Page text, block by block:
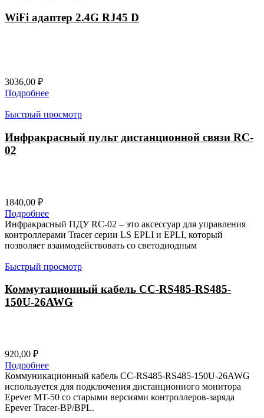
WiFi адаптер 2.4G RJ45 D
3036,00 ₽
Подробнее
Быстрый просмотр
Инфракрасный пульт дистанционной связи RC-
02
1840,00 ₽
Подробнее
Инфракрасный ПДУ RC-02 – это аксессуар для управления
контроллерами Tracer серии LS EPLI и EPLI, который
позволяет взаимодействовать со светодиодным
Быстрый просмотр
Коммутационный кабель CC-RS485-RS485-
150U-26AWG
920,00 ₽
Подробнее
Коммуникационный кабель CC-RS485-RS485-150U-26AWG
используется для подключения дистанционного монитора
Epever MT-50 со старыми версиями контроллеров-заряда
Epever Tracer-BP/BPL.